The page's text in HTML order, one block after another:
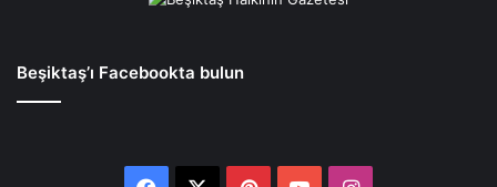
Beşiktaş’ı Facebookta bulun